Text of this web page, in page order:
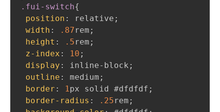
.fui-switch{
position : relative ;
width : .87rem ;
height : .5rem ;
z-index : 10 ;
display : inline-block ;
outline : medium ;
border : 1px solid #dfdfdf ;
border-radius : .25rem ;